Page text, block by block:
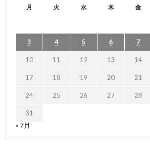
月 火 水 木 金
3 4 5 6 7
10 11 12 13 14
17 18 19 20 21
24 25 26 27 28
31
« 7月